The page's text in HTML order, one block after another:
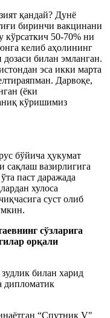
қандай? Дунё
биринчи вакцинани
кўрсаткич 50-70% ни
келиб аҳолининг
билан эмланган.
эса икки марта
Дарвоқе,
(ёки
кўришимиз
бўйича ҳукумат
сақлаш вазирлигига
паст даражада
хулоса
суст олиб
сўзларига
орқали
билан харид
дипломатик
“Спутник V"